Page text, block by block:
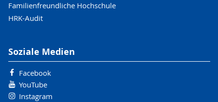
Familienfreundliche Hochschule
HRK-Audit
Soziale Medien
Facebook
YouTube
Instagram